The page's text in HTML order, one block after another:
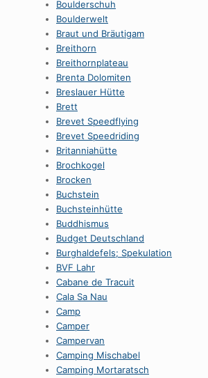
Boulderschuh
Boulderwelt
Braut und Bräutigam
Breithorn
Breithornplateau
Brenta Dolomiten
Breslauer Hütte
Brett
Brevet Speedflying
Brevet Speedriding
Britanniahütte
Brochkogel
Brocken
Buchstein
Buchsteinhütte
Buddhismus
Budget Deutschland
Burghaldefels; Spekulation
BVF Lahr
Cabane de Tracuit
Cala Sa Nau
Camp
Camper
Campervan
Camping Mischabel
Camping Mortaratsch